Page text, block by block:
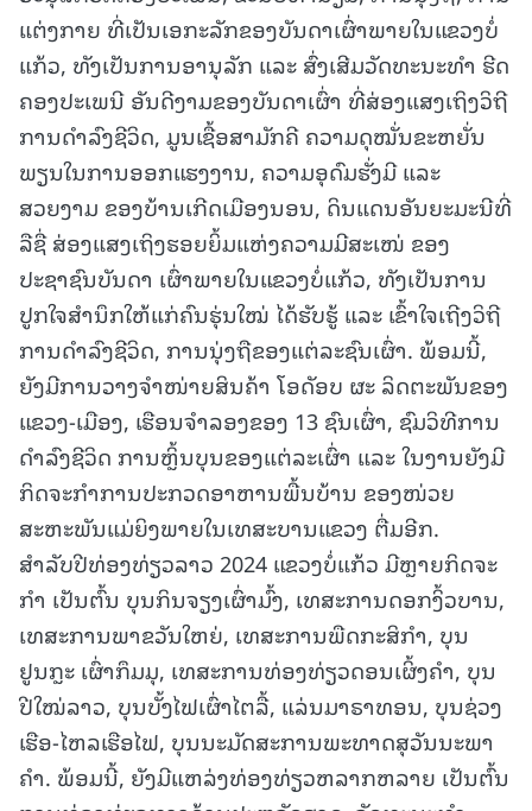
ແຕ່ງກາຍ ທີ່ເປັນເອກະລັກຂອງບັນດາເຜົ່າພາຍໃນແຂວງບໍ່
ແກ້ວ, ທັງເປັນການອານຸລັກ ແລະ ສົ່ງເສີມວັດທະນະທໍາ ຮີດ
ຄອງປະເພນີ ອັນດີງາມຂອງບັນດາເຜົ່າ ທີ່ສ່ອງແສງເຖິງວິຖີ
ການດໍາລົງຊີວິດ, ມູນເຊື້ອສາມັກຄີ ຄວາມດຸໝັ່ນຂະຫຍັ່ນ
ພຽນໃນການອອກແຮງງານ, ຄວາມອຸດົມຮັ່ງມີ ແລະ
ສວຍງາມ ຂອງບ້ານເກີດເມືອງນອນ, ດິນແດນອັນຍະມະນີທີ່
ລືຊື່ ສ່ອງແສງເຖິງຮອຍຍິ້ມແຫ່ງຄວາມມີສະເໜ່ ຂອງ
ປະຊາຊົນບັນດາ ເຜົ່າພາຍໃນແຂວງບໍ່ແກ້ວ, ທັງເປັນການ
ປູກໃຈສໍານຶກໃຫ້ແກ່ຄົນຮຸ່ນໃໝ່ ໄດ້ຮັບຮູ້ ແລະ ເຂົ້າໃຈເຖີງວິຖີ
ການດໍາລົງຊີວິດ, ການນຸ່ງຖືຂອງແຕ່ລະຊົນເຜົ່າ. ພ້ອມນີ້,
ຍັງມີການວາງຈໍາໜ່າຍສິນຄ້າ ໂອດັອບ ຜະ ລິດຕະພັນຂອງ
ແຂວງ-ເມືອງ, ເຮືອນຈໍາລອງຂອງ 13 ຊົນເຜົ່າ, ຊົມວິທີການ
ດໍາລົງຊີວິດ ການຫຼິ້ນບຸນຂອງແຕ່ລະເຜົ່າ ແລະ ໃນງານຍັງມີ
ກິດຈະກໍາການປະກວດອາຫານພື້ນບ້ານ ຂອງໜ່ວຍ
ສະຫະພັນແມ່ຍິງພາຍໃນເທສະບານແຂວງ ຕື່ມອີກ.
ສໍາລັບປີທ່ອງທ່ຽວລາວ 2024 ແຂວງບໍ່ແກ້ວ ມີຫຼາຍກິດຈະ
ກໍາ ເປັນຕົ້ນ ບຸນກິນຈຽງເຜົ່າມົ້ງ, ເທສະການດອກງິ້ວບານ,
ເທສະການພາຂວັນໃຫຍ່, ເທສະການພືດກະສິກໍາ, ບຸນ
ຢູນກຼະ ເຜົ່າກຶມມຸ, ເທສະການທ່ອງທ່ຽວດອນເຜິ້ງຄໍາ, ບຸນ
ປີໃໝ່ລາວ, ບຸນບັ້ງໄຟເຜົ່າໄຕລື້, ແລ່ນມາຣາທອນ, ບຸນຊ່ວງ
ເຮືອ-ໄຫລເຮືອໄຟ, ບຸນນະມັດສະການພະທາດສຸວັນນະພາ
ຄໍາ. ພ້ອມນີ້, ຍັງມີແຫລ່ງທ່ອງທ່ຽວຫລາກຫລາຍ ເປັນຕົ້ນ